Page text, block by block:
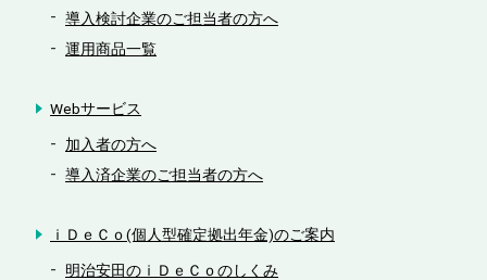
導入検討企業のご担当者の方へ
運用商品一覧
Webサービス
加入者の方へ
導入済企業のご担当者の方へ
ｉＤｅＣｏ(個人型確定拠出年金)のご案内
明治安田のｉＤｅＣｏのしくみ